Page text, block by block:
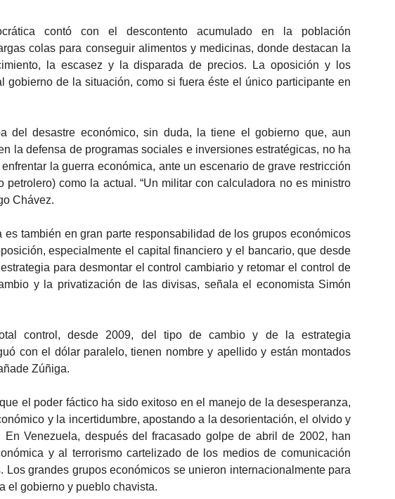
contó con el descontento acumulado en la población
colas para conseguir alimentos y medicinas, donde destacan la
la escasez y la disparada de precios. La oposición y los
gobierno de la situación, como si fuera éste el único participante en
del desastre económico, sin duda, la tiene el gobierno que, aun
la defensa de programas sociales e inversiones estratégicas, no ha
la guerra económica, ante un escenario de grave restricción
petrolero) como la actual. “Un militar con calculadora no es ministro
Chávez.
es también en gran parte responsabilidad de los grupos económicos
especialmente el capital financiero y el bancario, que desde
para desmontar el control cambiario y retomar el control de
y la privatización de las divisas, señala el economista Simón
control, desde 2009, del tipo de cambio y de la estrategia
con el dólar paralelo, tienen nombre y apellido y están montados
Zúñiga.
el poder fáctico ha sido exitoso en el manejo de la desesperanza,
y la incertidumbre, apostando a la desorientación, el olvido y
En Venezuela, después del fracasado golpe de abril de 2002, han
y al terrorismo cartelizado de los medios de comunicación
Los grandes grupos económicos se unieron internacionalmente para
el gobierno y pueblo chavista.